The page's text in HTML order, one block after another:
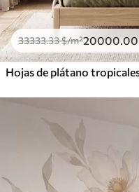
33333.33$/m²20000.00